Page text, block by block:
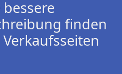
bessere
finden